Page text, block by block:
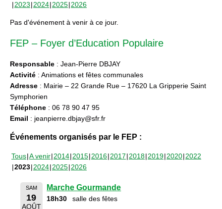
2023 2024 2025 2026
Pas d'événement à venir à ce jour.
FEP – Foyer d’Education Populaire
Responsable : Jean-Pierre DBJAY
Activité : Animations et fêtes communales
Adresse : Mairie – 22 Grande Rue – 17620 La Gripperie Saint
Symphorien
Téléphone : 06 78 90 47 95
Email : jeanpierre.dbjay@sfr.fr
Événements organisés par le FEP :
Tous A venir 2014 2015 2016 2017 2018 2019 2020 2022
2023 2024 2025 2026
SAM
19
AOÛT
Marche Gourmande
18h30 salle des fêtes